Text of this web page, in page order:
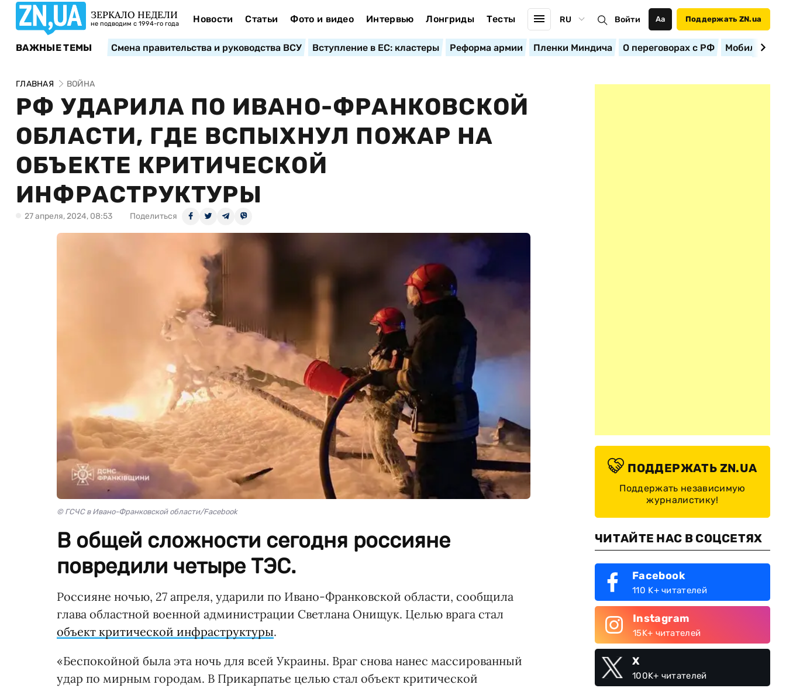
ЗЕРКАЛО НЕДЕЛИ
не подводим с 1994-го года Новости Статьи Фото и видео Интервью Лонгриды Тесты RU Войти Аа Поддержать ZN.ua
ВАЖНЫЕ ТЕМЫ Смена правительства и руководства ВСУ Вступление в ЕС: кластеры Реформа армии Пленки Миндича О переговорах с РФ
ГЛАВНАЯ ВОЙНА
РФ УДАРИЛА ПО ИВАНО-ФРАНКОВСКОЙ
ОБЛАСТИ, ГДЕ ВСПЫХНУЛ ПОЖАР НА
ОБЪЕКТЕ КРИТИЧЕСКОЙ
ИНФРАСТРУКТУРЫ
27 апреля, 2024, 08:53 Поделиться
© ГСЧС в Ивано-Франковской области/Facebook
В общей сложности сегодня россияне
повредили четыре ТЭС.
Россияне ночью, 27 апреля, ударили по Ивано-Франковской области, сообщила
глава областной военной администрации Светлана Онищук. Целью врага стал
объект критической инфраструктуры.
«Беспокойной была эта ночь для всей Украины. Враг снова нанес массированный
удар по мирным городам. В Прикарпатье целью стал объект критической
ПОДДЕРЖАТЬ ZN.UA
Поддержать независимую
журналистику!
ЧИТАЙТЕ НАС В СОЦСЕТЯХ
Facebook
110 K+ читателей
Instagram
15K+ читателей
X
100K+ читателей